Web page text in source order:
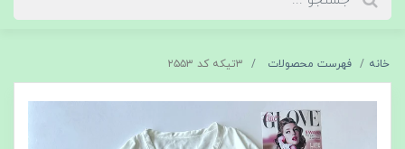
خانه فهرست محصولات ۳تیکه کد ۲۵۵۳